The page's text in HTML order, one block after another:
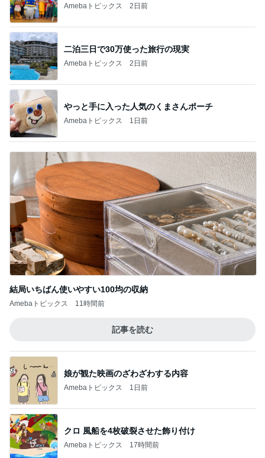
Amebaトピックス 2日前
二泊三日で30万使った旅行の現実
Amebaトピックス 2日前
やっと手に入った人気のくまさんポーチ
Amebaトピックス 1日前
結局いちばん使いやすい100均の収納
Amebaトピックス 11時間前
記事を読む
娘が観た映画のざわざわする内容
Amebaトピックス 1日前
クロ 風船を4枚破裂させた飾り付け
Amebaトピックス 17時間前